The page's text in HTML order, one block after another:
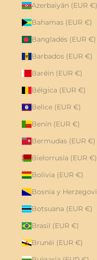
Azerbaiyán (EUR €)
Bahamas (EUR €)
Bangladés (EUR €)
Barbados (EUR €)
Baréin (EUR €)
Bélgica (EUR €)
Belice (EUR €)
Benín (EUR €)
Bermudas (EUR €)
Bielorrusia (EUR €)
Bolivia (EUR €)
Botsuana (EUR €)
Brasil (EUR €)
Brunéi (EUR €)